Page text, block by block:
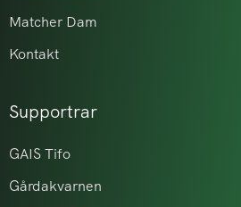
Matcher Dam
Kontakt
Supportrar
GAIS Tifo
Gårdakvarnen